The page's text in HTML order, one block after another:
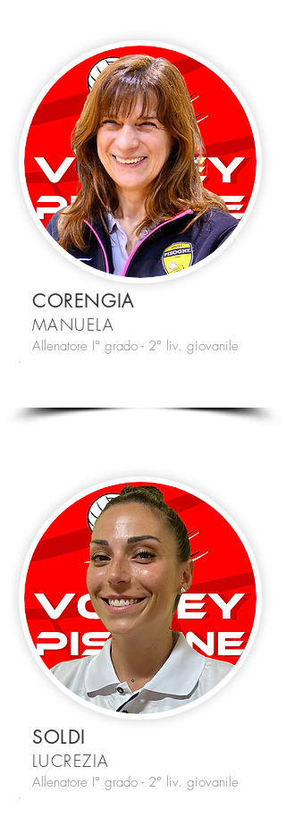
CORENGIA
MANUELA
Allenatore I° grado - 2° liv. giovanile
SOLDI
LUCREZIA
Allenatore I° grado - 2° liv. giovanile